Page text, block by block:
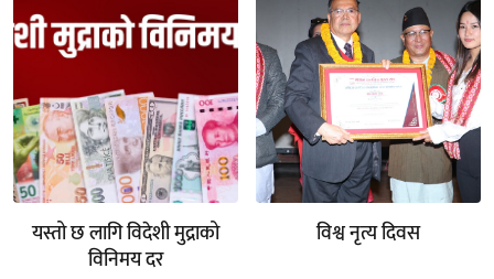
यस्तो छ लागि विदेशी मुद्राको
विनिमय दर
विश्व नृत्य दिवस